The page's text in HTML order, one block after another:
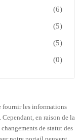
(6)
(5)
(5)
(0)
fournir les informations
en raison de la
de statut des
notre portail peuvent